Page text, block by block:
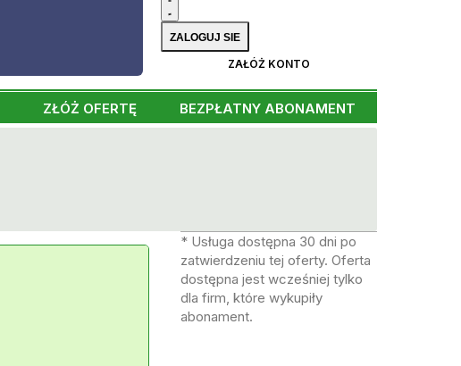
ZAŁÓŻ KONTO
ZŁÓŻ OFERTĘ BEZPŁATNY ABONAMENT
* Usługa dostępna 30 dni po
zatwierdzeniu tej oferty. Oferta
dostępna jest wcześniej tylko
dla firm, które wykupiły
abonament.